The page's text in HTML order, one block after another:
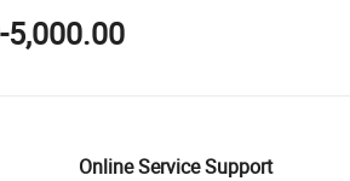
5,000.00
Online Service Support